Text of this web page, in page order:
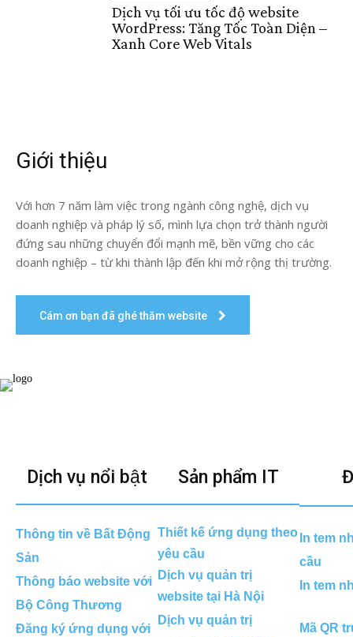
Dịch vụ tối ưu tốc độ website
WordPress: Tăng Tốc Toàn Diện –
Xanh Core Web Vitals
Giới thiệu
Với hơn 7 năm làm việc trong ngành công nghệ, dịch vụ
doanh nghiệp và pháp lý số, mình lựa chọn trở thành người
đứng sau những chuyển đổi mạnh mẽ, bền vững cho các
doanh nghiệp – từ khi thành lập đến khi mở rộng thị trường.
Cám ơn bạn đã ghé thăm website
Dịch vụ nổi bật
Thông tin về Bất Động
Sản
Thông báo website với
Bộ Công Thương
Đăng ký ứng dụng với
Sản phẩm IT
Thiết kế ứng dụng theo
yêu cầu
Dịch vụ quản trị
website tại Hà Nội
Dịch vụ quản trị
In tem
cầu
In tem
Mã QR